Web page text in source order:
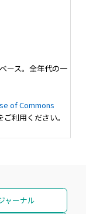
ース。全年代の一
of Commons
ご利用ください。
ャーナル